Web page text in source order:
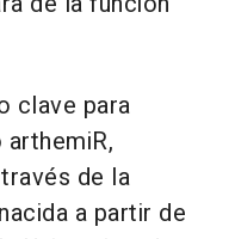
clave para
de la
a partir de